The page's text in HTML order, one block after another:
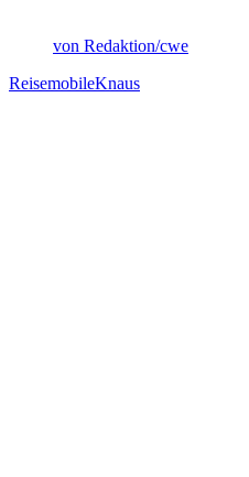
von Redaktion/cwe
ReisemobileKnaus